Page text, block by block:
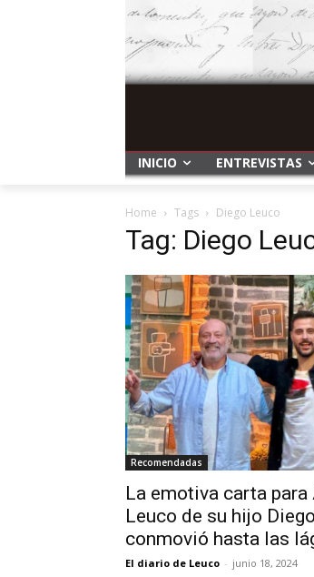
INICIO ENTREVISTAS
Home Tags Diego Leuco
Tag: Diego
Recomendadas
La emotiva carta
Leuco de su hijo
conmovió hasta las
El diario de Leuco - junio 18, 2024